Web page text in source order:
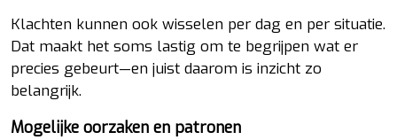
Klachten kunnen ook wisselen per dag en per situatie.
Dat maakt het soms lastig om te begrijpen wat er
precies gebeurt—en juist daarom is inzicht zo
belangrijk.
Mogelijke oorzaken en patronen